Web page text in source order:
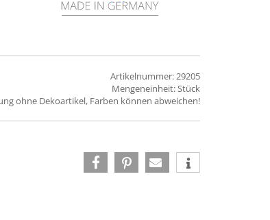
Artikelnummer: 29205
Mengeneinheit: Stück
ohne Dekoartikel, Farben können abweichen!